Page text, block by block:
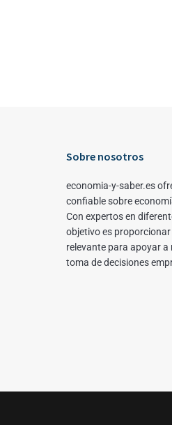
Sobre nosotros
economia-y-saber.es
confiable sobre
Con expertos en
objetivo es
relevante para apoyar a
toma de decisiones